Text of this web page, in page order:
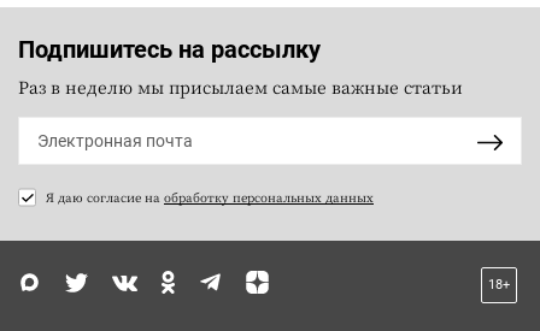
Подпишитесь на рассылку
Раз в неделю мы присылаем самые важные статьи
Я даю согласие на обработку персональных данных
18+